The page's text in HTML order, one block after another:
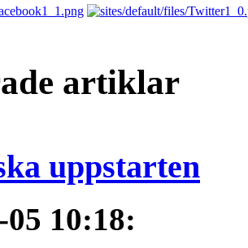
artiklar
uppstarten
05 10:18: